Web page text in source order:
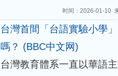
时间：2026-01-10
台灣首間「台語實驗小學
嗎？ (BBC中文网)
台灣教育體系一直以華語